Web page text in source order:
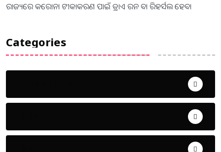
ରାଜ୍ୟରେ କରୋନା ଟୀକାକରଣ ପାଇଁ ଡ୍ରାଏ ରନ ବା ରିହର୍ସଲ ହେବ।
Categories